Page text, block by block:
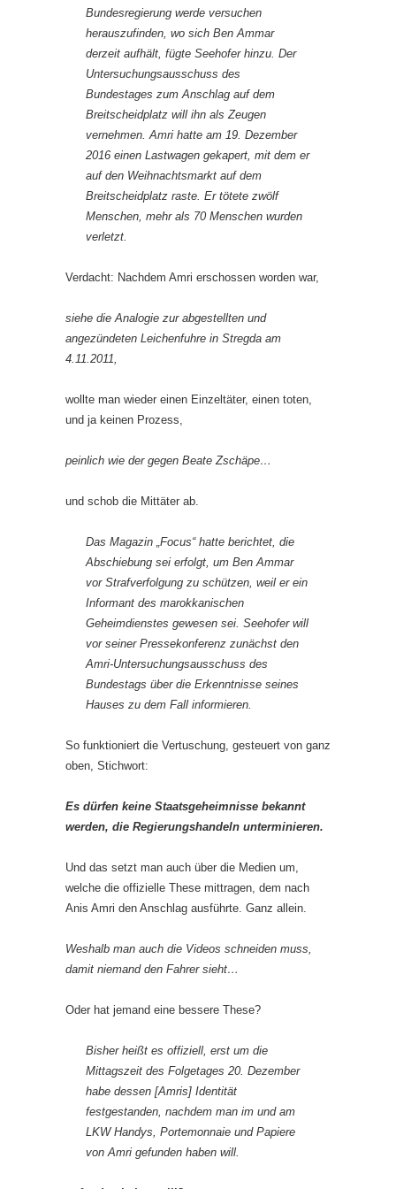
Bundesregierung werde versuchen
herauszufinden, wo sich Ben Ammar
derzeit aufhält, fügte Seehofer hinzu. Der
Untersuchungsausschuss des
Bundestages zum Anschlag auf dem
Breitscheidplatz will ihn als Zeugen
vernehmen. Amri hatte am 19. Dezember
2016 einen Lastwagen gekapert, mit dem er
auf den Weihnachtsmarkt auf dem
Breitscheidplatz raste. Er tötete zwölf
Menschen, mehr als 70 Menschen wurden
verletzt.
Verdacht: Nachdem Amri erschossen worden war,
siehe die Analogie zur abgestellten und
angezündeten Leichenfuhre in Stregda am
4.11.2011,
wollte man wieder einen Einzeltäter, einen toten,
und ja keinen Prozess,
peinlich wie der gegen Beate Zschäpe…
und schob die Mittäter ab.
Das Magazin „Focus“ hatte berichtet, die
Abschiebung sei erfolgt, um Ben Ammar
vor Strafverfolgung zu schützen, weil er ein
Informant des marokkanischen
Geheimdienstes gewesen sei. Seehofer will
vor seiner Pressekonferenz zunächst den
Amri-Untersuchungsausschuss des
Bundestags über die Erkenntnisse seines
Hauses zu dem Fall informieren.
So funktioniert die Vertuschung, gesteuert von ganz
oben, Stichwort:
Es dürfen keine Staatsgeheimnisse bekannt
werden, die Regierungshandeln unterminieren.
Und das setzt man auch über die Medien um,
welche die offizielle These mittragen, dem nach
Anis Amri den Anschlag ausführte. Ganz allein.
Weshalb man auch die Videos schneiden muss,
damit niemand den Fahrer sieht…
Oder hat jemand eine bessere These?
Bisher heißt es offiziell, erst um die
Mittagszeit des Folgetages 20. Dezember
habe dessen [Amris] Identität
festgestanden, nachdem man im und am
LKW Handys, Portemonnaie und Papiere
von Amri gefunden haben will.